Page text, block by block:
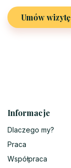
Umów wizytę
Informacje
Dlaczego my?
Praca
Współpraca